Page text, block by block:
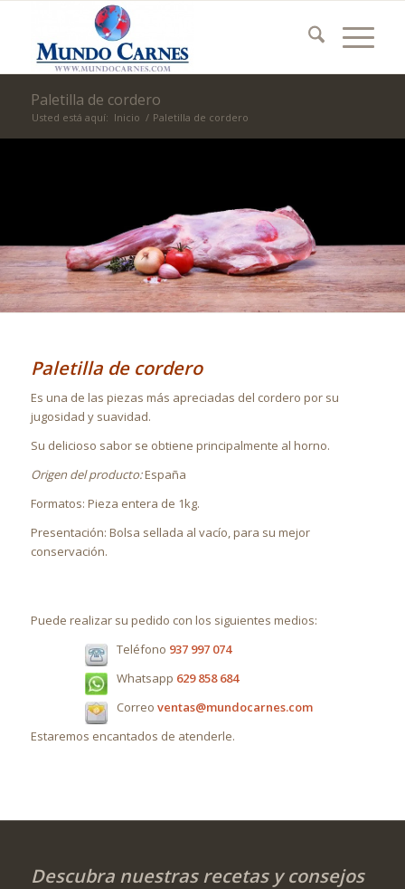
Paletilla de cordero
Usted está aquí: Inicio / Paletilla de cordero
Paletilla de cordero
Es una de las piezas más apreciadas del cordero por su
jugosidad y suavidad.
Su delicioso sabor se obtiene principalmente al horno.
Origen del producto:España
Formatos: Pieza entera de 1kg.
Presentación: Bolsa sellada al vacío, para su mejor
conservación.
Puede realizar su pedido con los siguientes medios:
Teléfono 937 997 074
Whatsapp 629 858 684
Correo ventas@mundocarnes.com
Estaremos encantados de atenderle.
Descubra nuestras recetas y consejos